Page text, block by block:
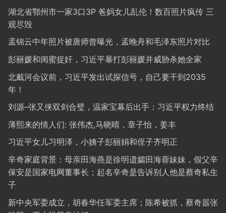
湖北省鄂州市一家3口3P 爸妈女儿乱伦！数百照片疯传 三
观尽毁
孟锦云中年照片被唐师曾曝光，孟晚舟和毛泽东照片对比
彭丽媛和闺蜜捉奸，习近平暴打彭丽媛并威胁杀她全家
北戴河会议前，习近平发出试探信号，自己要干到2035
年！
刘源–张又侠双剑合璧，温家宝幕后出手：习近平权力终结
薄熙来的情人们: 张伟杰,马晓晴，章子怡，姜丰
习近平女儿习明泽，小姨子彭丽娟和侄子齐明正
辛奇家庭背景：母亲田海燕是徐明遗孀田海蓉妹妹，假父辛
保安是国家电网董事长；起名辛奇是告诉别人他是蔡奇私生
子
新中央军委成立，胡春华任军委主席；陈希被抓，蔡奇嚣张